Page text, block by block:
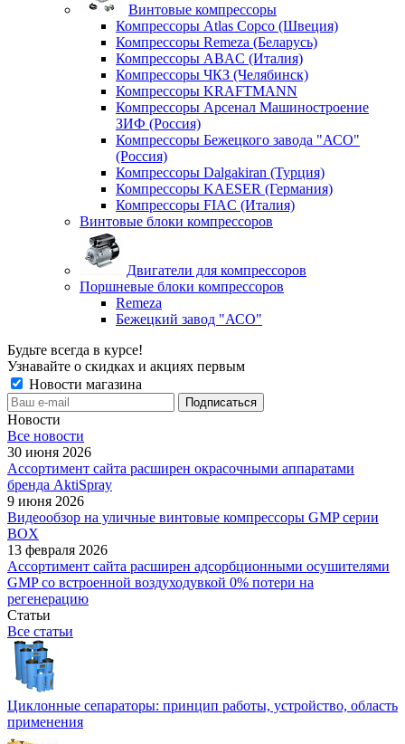
Винтовые компрессоры
Компрессоры Atlas Copco (Швеция)
Компрессоры Remeza (Беларусь)
Компрессоры ABAC (Италия)
Компрессоры ЧКЗ (Челябинск)
Компрессоры KRAFTMANN
Компрессоры Арсенал Машиностроение
ЗИФ (Россия)
Компрессоры Бежецкого завода "АСО"
(Россия)
Компрессоры Dalgakiran (Турция)
Компрессоры KAESER (Германия)
Компрессоры FIAC (Италия)
Винтовые блоки компрессоров
Двигатели для компрессоров
Поршневые блоки компрессоров
Remeza
Бежецкий завод "АСО"
Будьте всегда в курсе!
Узнавайте о скидках и акциях первым
Новости магазина
Новости
Все новости
30 июня 2026
Ассортимент сайта расширен окрасочными аппаратами
бренда AktiSpray
9 июня 2026
Видеообзор на уличные винтовые компрессоры GMP серии
BOX
13 февраля 2026
Ассортимент сайта расширен адсорбционными осушителями
GMP со встроенной воздуходувкой 0% потери на
регенерацию
Статьи
Все статьи
Циклонные сепараторы: принцип работы, устройство, область
применения